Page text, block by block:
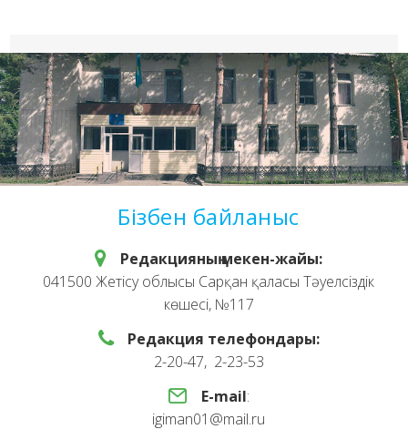
Бізбен байланыс
Редакцияның мекен-жайы:
041500 Жетісу облысы Сарқан қаласы Тәуелсіздік
көшесі, №117
Редакция телефондары:
2-20-47, 2-23-53
E-mail:
igiman01@mail.ru